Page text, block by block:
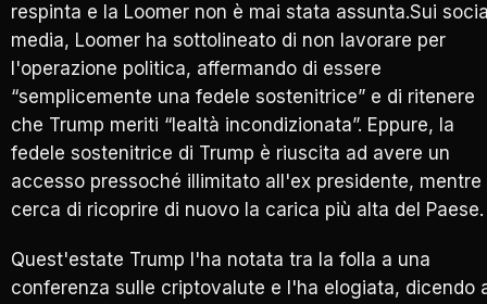
respinta e la Loomer non è mai stata assunta.Sui
media, Loomer ha sottolineato di non lavorare per
l'operazione politica, affermando di essere
“semplicemente una fedele sostenitrice” e di ritenere
che Trump meriti “lealtà incondizionata”. Eppure, la
fedele sostenitrice di Trump è riuscita ad avere un
accesso pressoché illimitato all'ex presidente, mentre
cerca di ricoprire di nuovo la carica più alta del Paese.
Quest'estate Trump l'ha notata tra la folla a una
conferenza sulle criptovalute e l'ha elogiata, dicendo